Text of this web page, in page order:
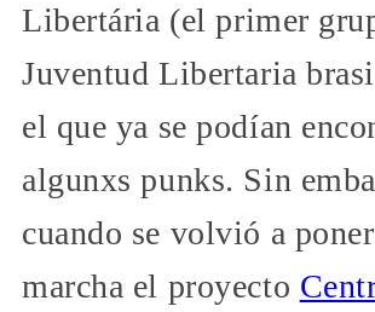
Libertária (el primer
Juventud Libertaria
el que ya se podían
algunxs punks. Sin
cuando se volvió a
marcha el proyecto